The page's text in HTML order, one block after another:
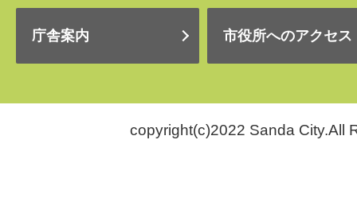
庁舎案内 市役所へのアクセス
copyright(c)2022 Sanda City.All